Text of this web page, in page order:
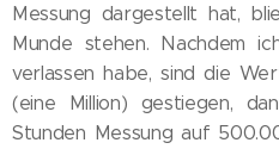
Messung dargestellt hat,
Munde stehen. Nachdem
verlassen habe, sind die
(eine Million) gestiegen,
Stunden Messung auf